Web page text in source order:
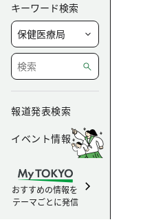
キーワード検索
報道発表検索
イベント情報
おすすめの情報を
テーマごとに発信